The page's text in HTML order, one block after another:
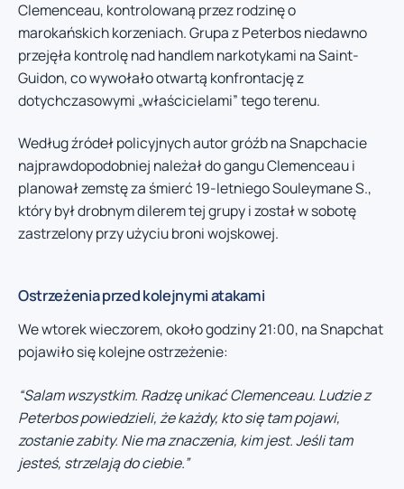
Clemenceau, kontrolowaną przez rodzinę o
marokańskich korzeniach. Grupa z Peterbos niedawno
przejęła kontrolę nad handlem narkotykami na Saint-
Guidon, co wywołało otwartą konfrontację z
dotychczasowymi „właścicielami” tego terenu.
Według źródeł policyjnych autor gróźb na Snapchacie
najprawdopodobniej należał do gangu Clemenceau i
planował zemstę za śmierć 19-letniego Souleymane S.,
który był drobnym dilerem tej grupy i został w sobotę
zastrzelony przy użyciu broni wojskowej.
Ostrzeżenia przed kolejnymi atakami
We wtorek wieczorem, około godziny 21:00, na Snapchat
pojawiło się kolejne ostrzeżenie:
“Salam wszystkim. Radzę unikać Clemenceau. Ludzie z
Peterbos powiedzieli, że każdy, kto się tam pojawi,
zostanie zabity. Nie ma znaczenia, kim jest. Jeśli tam
jesteś, strzelają do ciebie.”